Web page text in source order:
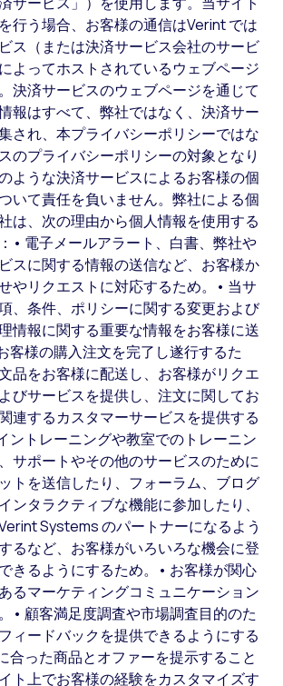
行う場合、お客様の通信はVerint では
ス（または決済サービス会社のサービ
よってホストされているウェブページ
決済サービスのウェブページを通じて
報はすべて、弊社ではなく、決済サー
され、本プライバシーポリシーではな
のプライバシーポリシーの対象となり
ような決済サービスによるお客様の個
いて責任を負いません。弊社による個
は、次の理由から個人情報を使用する
• 電子メールアラート、白書、弊社や
スに関する情報の送信など、お客様か
やリクエストに対応するため。• 当サ
、条件、ポリシーに関する変更および
情報に関する重要な情報をお客様に送
客様の購入注文を完了し遂行するた
品をお客様に配送し、お客様がリクエ
びサービスを提供し、注文に関してお
連するカスタマーサービスを提供する
ントレーニングや教室でのトレーニン
サポートやその他のサービスのために
トを送信したり、フォーラム、ブログ
ンタラクティブな機能に参加したり、
Systems のパートナーになるよう
るなど、お客様がいろいろな機会に登
きるようにするため。• お客様が関心
るマーケティングコミュニケーション
• 顧客満足度調査や市場調査目的のた
ィードバックを提供できるようにする
合った商品とオファーを提示すること
ト上でお客様の経験をカスタマイズす